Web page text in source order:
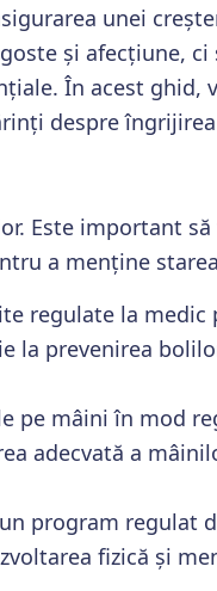
unei
și afecțiune, ci
În acest ghid,
despre
Este important
a menține
regulate la medic
la prevenirea
pe mâini în mod
adecvată a
program regulat
fizică și